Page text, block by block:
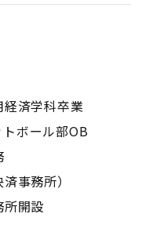
済学科卒業
ール部OB
事務所）
開設